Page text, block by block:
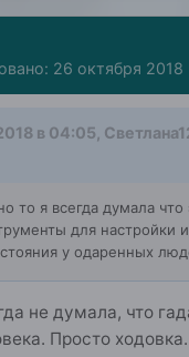
26 октября 2018
в 04:05,
то я всегда думала что
для настройки
у одаренных
не думала, что
Просто